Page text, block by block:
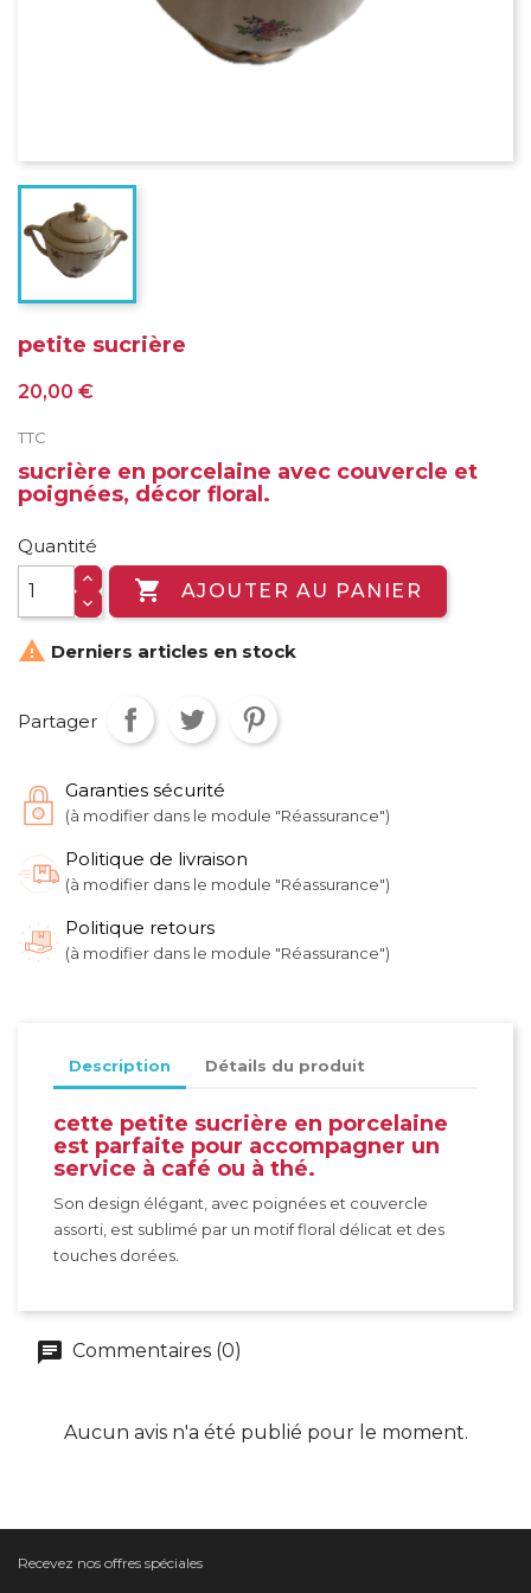
petite sucrière
20,00 €
TTC
sucrière en porcelaine avec couvercle et
poignées, décor floral.
Quantité
 AJOUTER AU PANIER
 Derniers articles en stock
Partager
Garanties sécurité
(à modifier dans le module "Réassurance")
Politique de livraison
(à modifier dans le module "Réassurance")
Politique retours
(à modifier dans le module "Réassurance")
Description Détails du produit
cette petite sucrière en porcelaine
est parfaite pour accompagner un
service à café ou à thé.
Son design élégant, avec poignées et couvercle
assorti, est sublimé par un motif floral délicat et des
touches dorées.
Commentaires (0)
Aucun avis n'a été publié pour le moment.
Recevez nos offres spéciales